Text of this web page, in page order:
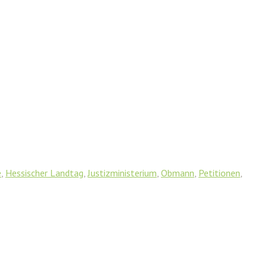
Hessischer Landtag Justizministerium Obmann Petitionen